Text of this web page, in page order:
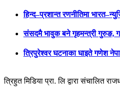
हिन्द–प्रशान्त रणनीतिमा
संसदमै भावुक बने गृहमन्त्री गुरुङ,
त्रिपुरेश्वर घटनाका घाइते गणेश
त्रिहुत मिडिया प्रा. लि द्वारा